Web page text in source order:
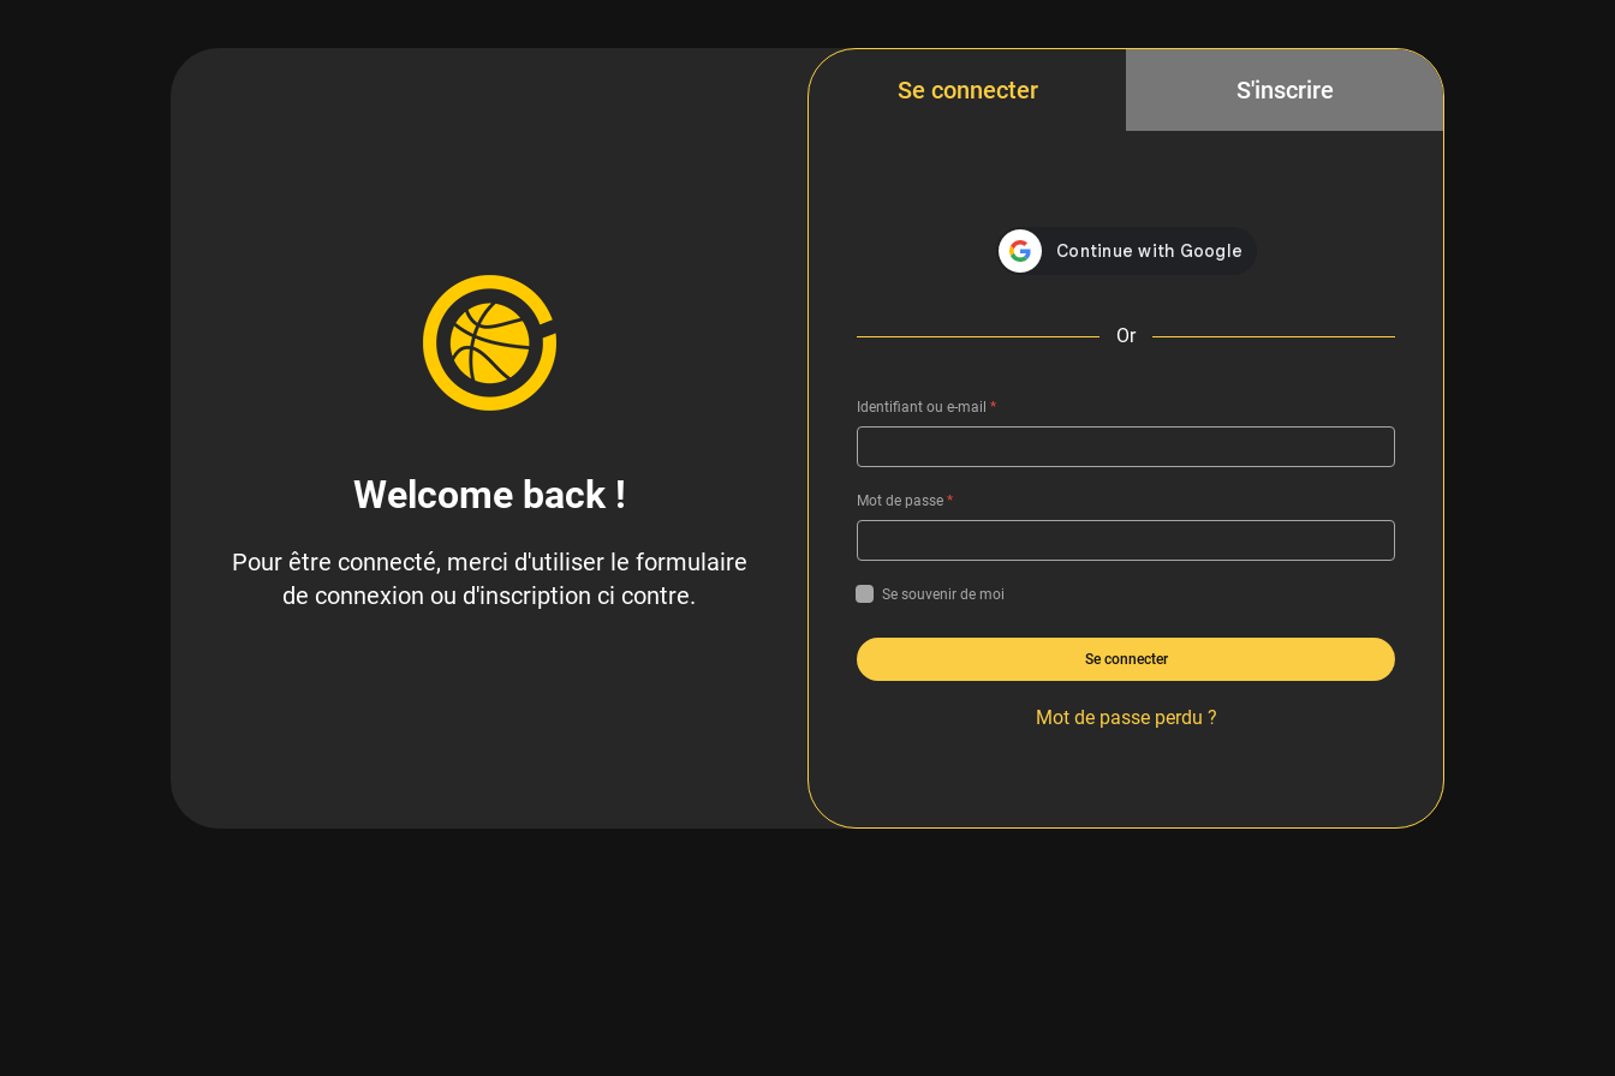
Welcome back !
Pour être connecté, merci d'utiliser le formulaire
de connexion ou d'inscription ci contre.
Se connecter S'inscrire
Or
Identifiant ou e-mail *
Mot de passe *
Se souvenir de moi
Se connecter
Mot de passe perdu ?